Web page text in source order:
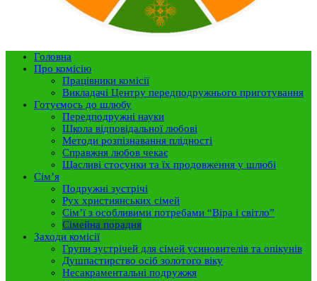
Головна
Про комісію
Працівники комісії
Викладачі Центру передподружнього приготування
Готуємось до шлюбу
Передподружні науки
Школа відповідальної любові
Методи розпізнавання плідності
Справжня любов чекає
Щасливі стосунки та їх продовження у шлюбі
Сім’я
Подружні зустрічі
Рух християнських сімей
Сім’ї з особливими потребами “Віра і світло”
Сімейна порадня
Заходи комісії
Групи зустрічей для сімей усиновителів та опікунів
Душпастирство осіб золотого віку
Несакраментальні подружжя